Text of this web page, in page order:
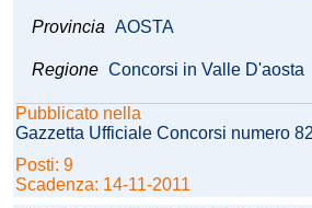
Provincia AOSTA
Regione Concorsi in Valle D'aosta
Pubblicato nella
Gazzetta Ufficiale Concorsi numero
Posti: 9
Scadenza: 14-11-2011